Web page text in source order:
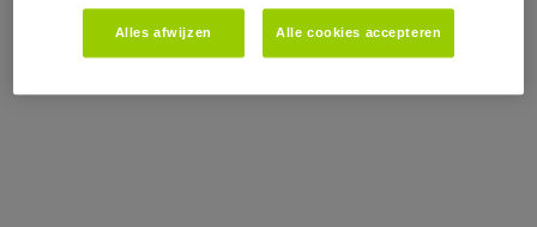
Alles afwijzen Alle cookies accepteren